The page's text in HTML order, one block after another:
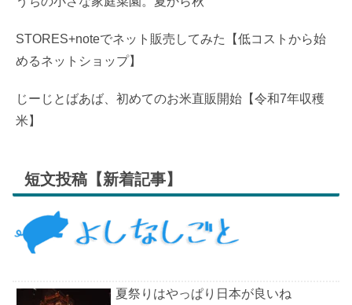
STORES+noteでネット販売してみた【低コストから始
めるネットショップ】
じーじとばあば、初めてのお米直販開始【令和7年収穫
米】
短文投稿【新着記事】
夏祭りはやっぱり日本が良いね